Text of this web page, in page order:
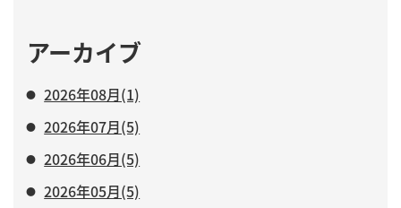
アーカイブ
2026年08月(1)
2026年07月(5)
2026年06月(5)
2026年05月(5)